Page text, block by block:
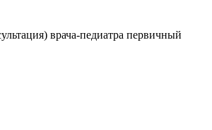
врача-педиатра первичный